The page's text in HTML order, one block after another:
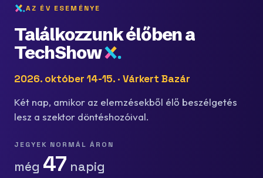
AZ ÉV ESEMÉNYE
Találkozzunk élőben a
TechShow
2026. október 14-15. · Várkert Bazár
Két nap, amikor az elemzésekből élő beszélgetés
lesz a szektor döntéshozóival.
JEGYEK NORMÁL ÁRON
még 47 napig